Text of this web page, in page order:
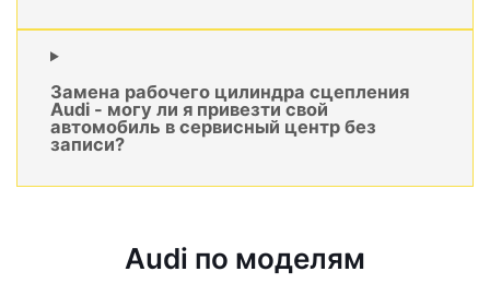
Замена рабочего цилиндра сцепления
Audi - могу ли я привезти свой
автомобиль в сервисный центр без
записи?
Audi по моделям